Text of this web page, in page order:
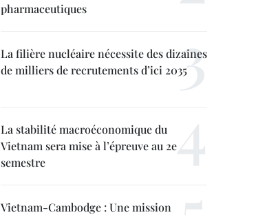
pharmaceutiques
La filière nucléaire nécessite des dizaines
de milliers de recrutements d’ici 2035
La stabilité macroéconomique du
Vietnam sera mise à l’épreuve au 2e
semestre
Vietnam-Cambodge : Une mission